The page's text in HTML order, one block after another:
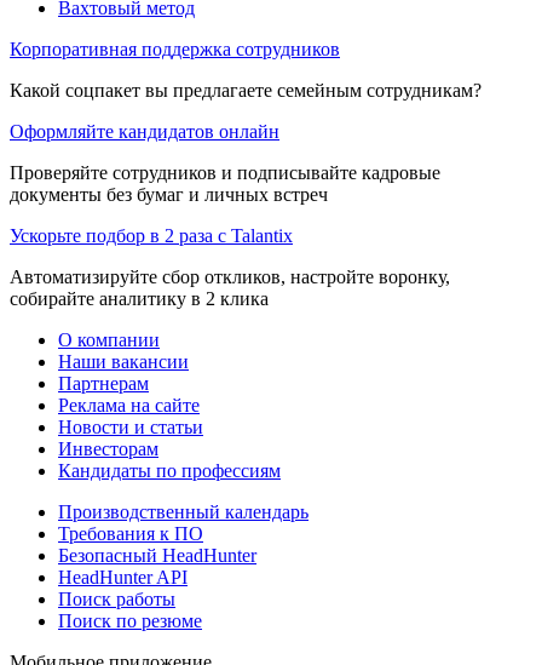
Вахтовый метод
Корпоративная поддержка сотрудников
Какой соцпакет вы предлагаете семейным сотрудникам?
Оформляйте кандидатов онлайн
Проверяйте сотрудников и подписывайте кадровые
документы без бумаг и личных встреч
Ускорьте подбор в 2 раза с Talantix
Автоматизируйте сбор откликов, настройте воронку,
собирайте аналитику в 2 клика
О компании
Наши вакансии
Партнерам
Реклама на сайте
Новости и статьи
Инвесторам
Кандидаты по профессиям
Производственный календарь
Требования к ПО
Безопасный HeadHunter
HeadHunter API
Поиск работы
Поиск по резюме